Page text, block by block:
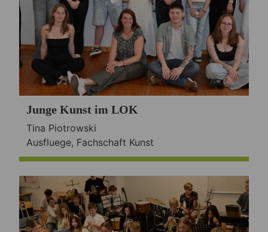
Junge Kunst im LOK
Tina Piotrowski
Ausfluege, Fachschaft Kunst